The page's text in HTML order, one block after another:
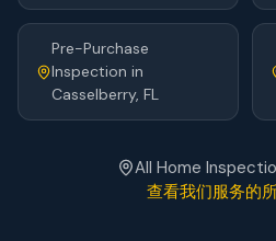
Pre-Purchase
Inspection in
Casselberry, FL
All Home
查看我们服务的